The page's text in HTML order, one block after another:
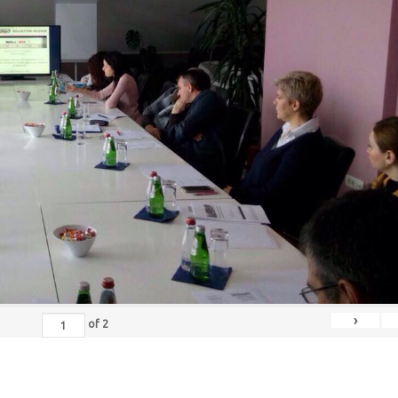
of 2 ›